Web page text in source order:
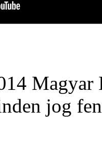
Magyar
jog